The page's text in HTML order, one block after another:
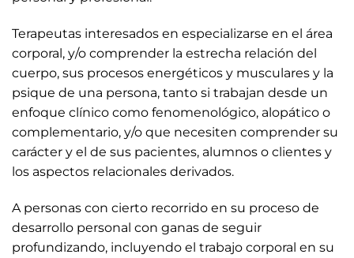
Terapeutas interesados en especializarse en el área
corporal, y/o comprender la estrecha relación del
cuerpo, sus procesos energéticos y musculares y la
psique de una persona, tanto si trabajan desde un
enfoque clínico como fenomenológico, alopático o
complementario, y/o que necesiten comprender su
carácter y el de sus pacientes, alumnos o clientes y
los aspectos relacionales derivados.
A personas con cierto recorrido en su proceso de
desarrollo personal con ganas de seguir
profundizando, incluyendo el trabajo corporal en su